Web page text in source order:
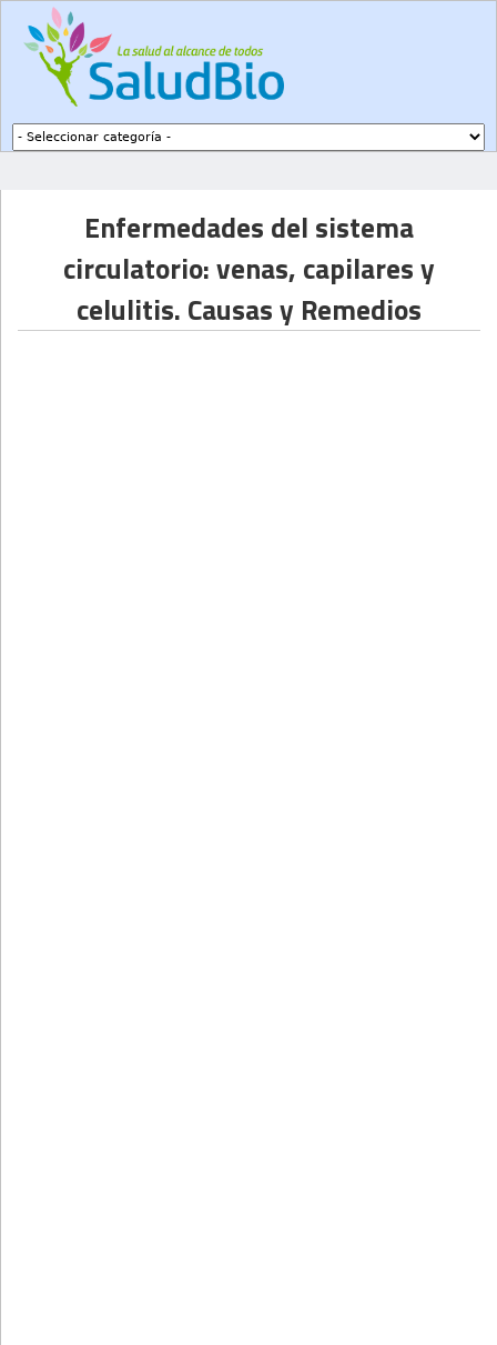
Enfermedades del sistema
circulatorio: venas, capilares y
celulitis. Causas y Remedios